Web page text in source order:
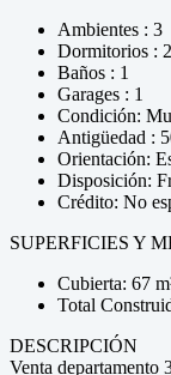
Ambientes : 3
Dormitorios : 2
Baños : 1
Garages : 1
Condición:
Antigüedad :
Orientación:
Disposición:
Crédito: No
SUPERFICIES Y
Cubierta: 67
Total
DESCRIPCIÓN
Venta departamento